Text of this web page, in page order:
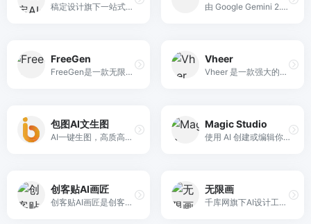
稿定设计旗下一站式AI设计工具，AI文生图，图片转AI绘画 由 Google Gemini 2.5 驱动，是一款 AI 图像编辑器和生成器。上传图片，描述它，并在几秒钟内免费在线创作独特的视觉效果！
FreeGen
FreeGen是一款无限免费文生图服务，旨在永久免费，高度定制化为有文生图需求的用户提供多一个选择。不受限、没token压力。
Vheer
Vheer 是一款强大的在线 AI 图像生成平台，提供免费的动漫风格转换、专业头像生成和纹身设计等功能，无需注册即可无限使用。
包图AI文生图
AI一键生图，高质高清，立即下载&gt;&gt;
Magic Studio
使用 AI 创建或编辑你的图片
创客贴AI画匠
创客贴AI画匠是创客贴AI艺术创作平台，汇聚了多款AI创作辅助工具，迎接人机共创内容的新时代
无限画
千库网旗下AI设计工具，可一键生成高品质目标图像。